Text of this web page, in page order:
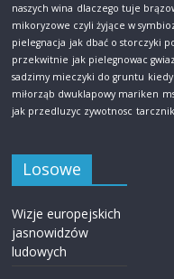
naszych wina dlaczego tuje
mikoryzowe czyli żyjące w
pielegnacja jak dbać o storczyki
przekwitnie jak pielegnowac
sadzimy mieczyki do gruntu
miłorząb dwuklapowy mariken
jak przedluzyc zywotnosc
Losowe
Wizje europejskich
jasnowidzów
ludowych